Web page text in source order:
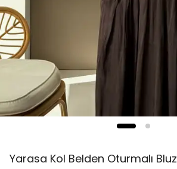
Yarasa Kol Belden Oturmalı Bluz